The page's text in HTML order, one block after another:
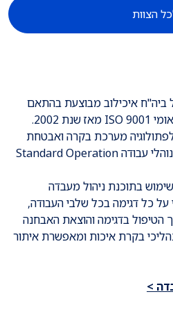
הצוות
ביה"ח איכילוב מבוצעת בהתאם
לסטנדרטים של התקן הבין-לאומי 9001 ISO מאז שנת 2002.
מערכת בקרה ואבטחת
איכות מתקדמת הנשענת על נוהלי עבודה Standard Operation
בתוכנת ניהול מעבדה
כל דגימה בכל שלבי העבודה,
בדגימה והוצאת האבחנה
בקרת איכות ומאפשרת איתור
>